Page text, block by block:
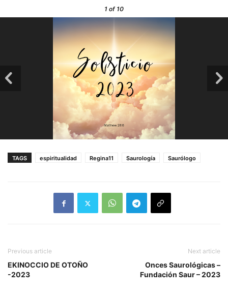
1 of 10
TAGS espiritualidad Regina11 Saurología Saurólogo
Previous article
EKINOCCIO DE OTOÑO
-2023
Next article
Onces Saurológicas –
Fundación Saur – 2023